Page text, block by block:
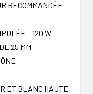
RECOMMANDÉE –
– 120 W
25 MM
ET BLANC HAUTE